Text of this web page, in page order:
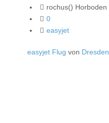
rochus() Horboden
0
easyjet
easyjet Flug von Dresden